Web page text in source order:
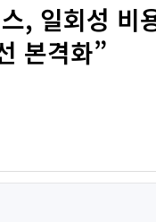
, 일회성 비
본격화”